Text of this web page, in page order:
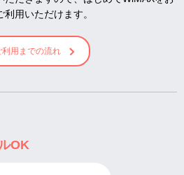
用いただけます。
利用までの流れ
OK